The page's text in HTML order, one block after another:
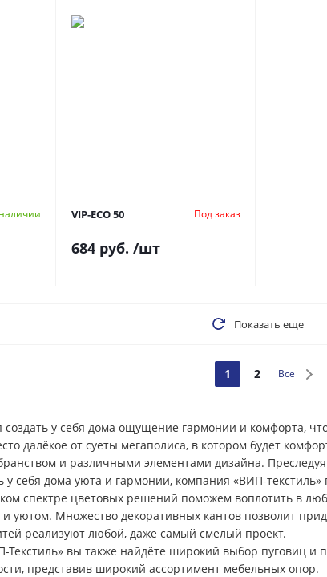
VIP-ECO 50 Под заказ
684 руб. /шт
Показать еще
1 2 Все
создать у себя дома ощущение гармонии и комфорта,
далёкое от суеты мегаполиса, в котором будет
и различными элементами дизайна.
у себя дома уюта и гармонии, компания «ВИП-
спектре цветовых решений поможем воплотить в
уютом. Множество декоративных кантов позволит
реализуют любой, даже самый смелый проект.
Текстиль» вы также найдёте широкий выбор пуговиц
представив широкий ассортимент мебельных опор.